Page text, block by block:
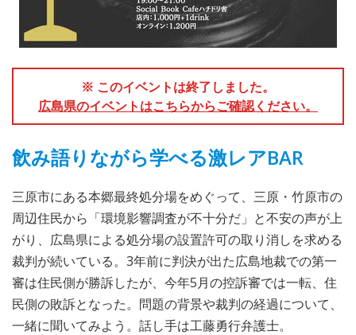
※ このイベントは終了しました。
広島県のイベントはこちらからご確認ください。
飲み語りながら学べる激レアBAR
三原市にある本郷最終処分場をめぐって、三原・竹原市の
周辺住民から「環境影響調査が不十分だ」と不安の声が上
がり、広島県による処分場の設置許可の取り消しを求める
裁判が続いている。3年前に判決が出た広島地裁での第一
審は住民側が勝訴したが、今年5月の控訴審では一転、住
民側の敗訴となった。問題の背景や裁判の経過について、
一緒に聞いてみよう。話し手は工藤勇行弁護士。